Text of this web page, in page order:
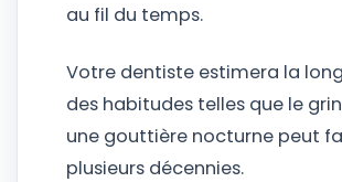
au fil du temps.
Votre dentiste estimera la
des habitudes telles que le
une gouttière nocturne peut
plusieurs décennies.